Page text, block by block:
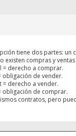
tiene dos partes:
existen compras y
= derecho a comprar.
obligación de vender.
derecho a vender.
obligación de comprar.
contratos, pero